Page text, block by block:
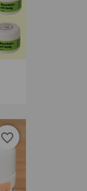
favorite_border